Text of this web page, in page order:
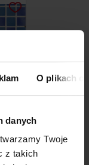
O plikach
danych
Twoje
z takich